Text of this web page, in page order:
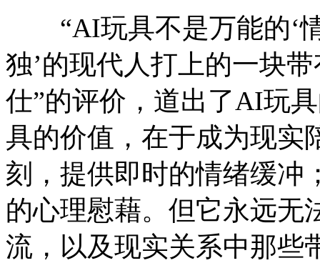
“AI玩具不是万能的‘情
独’的现代人打上的一块
仕”的评价，道出了AI玩
具的价值，在于成为现实
刻，提供即时的情绪缓冲
的心理慰藉。但它永远无
流，以及现实关系中那些